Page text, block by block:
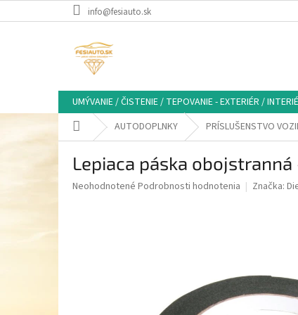
na
info@fesiauto.sk
UMÝVANIE / ČISTENIE / TEPOVANIE - EXTERIÉR /
DomovAUTODOPLNKY PRÍSLUŠENSTVO
Lepiaca páska
Priemerné
Neohodnotené Podrobnosti hodnotenia Značka: